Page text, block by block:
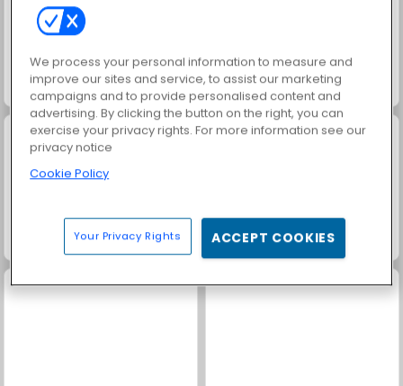
Dr. Panda School Dr. Panda's Farm
Dr. Panda's Restaurant Farm Merge Valley
We process your personal information to measure and
improve our sites and service, to assist our marketing
campaigns and to provide personalised content and
advertising. By clicking the button on the right, you can
exercise your privacy rights. For more information see our
privacy notice
Cookie Policy
Your Privacy Rights ACCEPT COOKIES